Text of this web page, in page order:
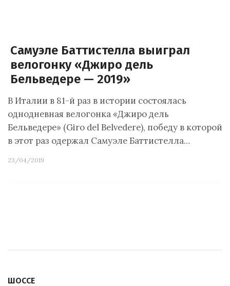
Самуэле Баттистелла выиграл
велогонку «Джиро дель
Бельведере — 2019»
В Италии в 81-й раз в истории состоялась
однодневная велогонка «Джиро дель
Бельведере» (Giro del Belvedere), победу в которой
в этот раз одержал Самуэле Баттистелла…
23/04/2019
ШОССЕ